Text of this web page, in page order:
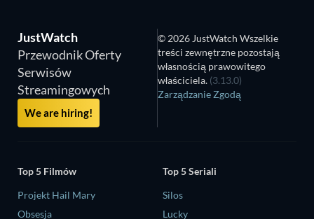
JustWatch
Przewodnik Oferty
Serwisów
Streamingowych
We are hiring!
© 2026 JustWatch Wszelkie
treści zewnętrzne pozostają
własnością prawowitego
właściciela. (3.13.0)
Zarządzanie Zgodą
Top 5 Filmów
Projekt Hail Mary
Obsesja
Top 5 Seriali
Silos
Lucky